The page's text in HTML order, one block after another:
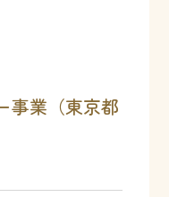
事業（東京都